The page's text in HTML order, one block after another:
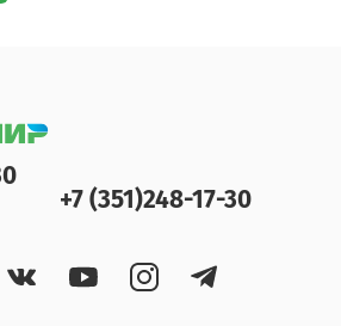
+7 (351)248-17-30